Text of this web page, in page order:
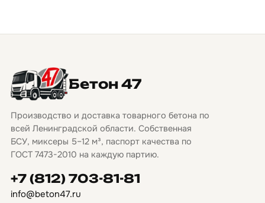
Бетон 47
Производство и доставка товарного бетона по
всей Ленинградской области. Собственная
БСУ, миксеры 5–12 м³, паспорт качества по
ГОСТ 7473-2010 на каждую партию.
+7 (812) 703-81-81
info@beton47.ru